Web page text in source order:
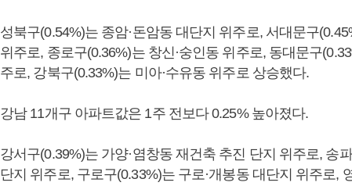
성북구(0.54%)는 종암·돈암동 대단지 위주로, 서대문구
위주로, 종로구(0.36%)는 창신·숭인동 위주로, 동대문구
주로, 강북구(0.33%)는 미아·수유동 위주로 상승했다.
강남 11개구 아파트값은 1주 전보다 0.25% 높아졌다.
강서구(0.39%)는 가양·염창동 재건축 추진 단지 위주로, 송
단지 위주로, 구로구(0.33%)는 구로·개봉동 대단지 위주로,